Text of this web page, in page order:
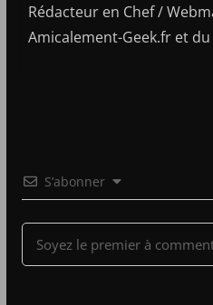
Rédacteur en Chef /
Amicalement-Geek.fr et
S’abonner